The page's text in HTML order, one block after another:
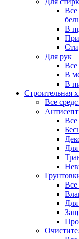
Все
В
При
Для рук
Все
В
В
Строительная
Все
Все
Для
Все
Для